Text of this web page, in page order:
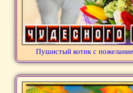
Пушистый котик с